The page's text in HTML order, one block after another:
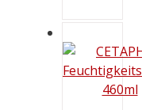
17,99 €ist:
12,99 €.